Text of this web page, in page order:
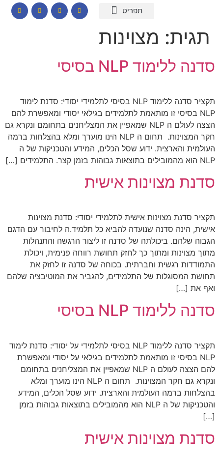
תגית: מצוינות
סדנה ללימוד NLP בסיסי
תקציר סדנה ללימוד NLP בסיסי לתלמידי יסודי: סדנת לימוד
NLP בסיסי זו מותאמת לתלמידים בגילאי יסודי ומאפשרת להם
הצצה לעולם ה NLP שמאפיין את המצליחנים בתחומם ונקרא גם
חקר המצוינות. תחום ה NLP הינו מוערך ומלא בהצלחות ברמה
העולמית והארצית. ידוע שסל הכלים, המידע והטכניקות של ה
NLP הוא מהמובילים בתוצאות גבוהות בזמן קצר. התלמידים […]
סדנת מצוינות אישית
תקציר סדנת מצוינות אישית לתלמידי יסודי: סדנת מצוינות
אישית, הינה סדנה שנועדה להביא כל תלמיד.ה לחיבור עם הדגם
הגבוה שלהם. ביכולתה של סדנה זו ליצור הרגשה והתנהלות
מתוך מצוינות ומתוך כך לחזק תחושת רווחה פנימית, ויכולת
התמודדות רגשית וחברתית. בכוחה של סדנה זו לחזק את
תחושת המסוגלות של התלמידים, להגביר את המוטיבציה שלהם
ואף את […]
סדנה ללימוד NLP בסיסי
תקציר סדנה ללימוד NLP בסיסי לתלמידי על יסודי: סדנת לימוד
NLP בסיסי זו מותאמת לתלמידים בגילאי על יסודי ומאפשרת
להם הצצה לעולם ה NLP שמאפיין את המצליחנים בתחומם
ונקרא גם חקר המצוינות. תחום ה NLP הינו מוערך ומלא
בהצלחות ברמה העולמית והארצית. ידוע שסל הכלים, המידע
והטכניקות של ה NLP הוא מהמובילים בתוצאות גבוהות בזמן
[…]
סדנת מצוינות אישית